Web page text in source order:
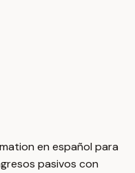
en español para
pasivos con